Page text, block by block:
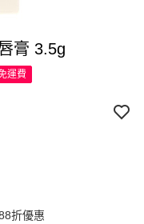
膏 3.5g
運費
折優惠